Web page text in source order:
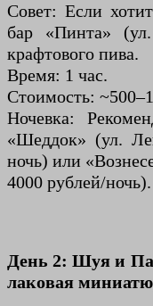
Совет: Если
бар «Пинта»
крафтового пива.
Время: 1 час.
Стоимость:
Ночевка:
«Шеддок» (ул.
ночь) или
4000 рублей/
День 2: Шуя и
лаковая